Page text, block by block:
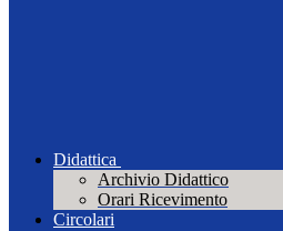
Didattica
Archivio Didattico
Orari Ricevimento
Circolari